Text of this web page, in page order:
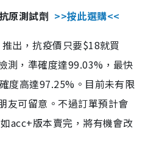
原測試劑 >>按此選購<<
出，抗疫價只要$18就買
測，準確度達99.03%，最快
度高達97.25%。目前未有限
友可留意。不過訂單預計會
acc+版本賣完，將有機會改